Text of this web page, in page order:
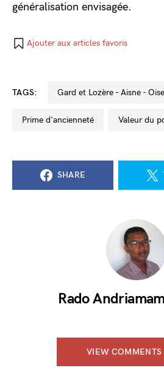
généralisation envisagée.
Ajouter aux articles favoris
TAGS: Gard et Lozère - Aisne - Oise
prime d'ancienneté valeur du
SHARE
Rado
VIEW COMMENTS